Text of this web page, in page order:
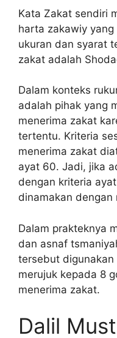
Kata Zakat sendiri
harta zakawiy
ukuran dan syarat
zakat adalah
Dalam konteks
adalah pihak yang
menerima zakat
tertentu. Kriteria
menerima zakat
ayat 60. Jadi, jika
dengan kriteria
dinamakan dengan
Dalam prakteknya
dan asnaf
tersebut
merujuk kepada 8
menerima zakat.
Dalil